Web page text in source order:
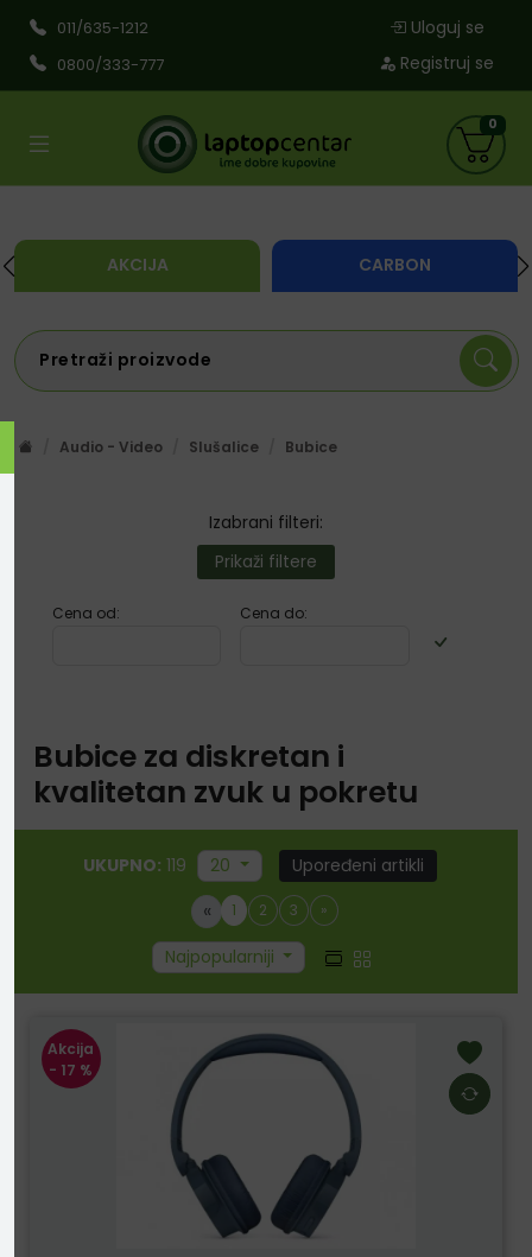
011/635-1212
0800/333-777
Uloguj se
Registruj se
AKCIJA CARBON
0
Audio - Video Slušalice Bubice
Izabrani filteri:
Prikaži filtere
Cena od: Cena do:
Bubice za diskretan i
kvalitetan zvuk u pokretu
UKUPNO: 119 20 Upoređeni artikli
« 1 2 3 »
Najpopularniji
Akcija
- 17 %